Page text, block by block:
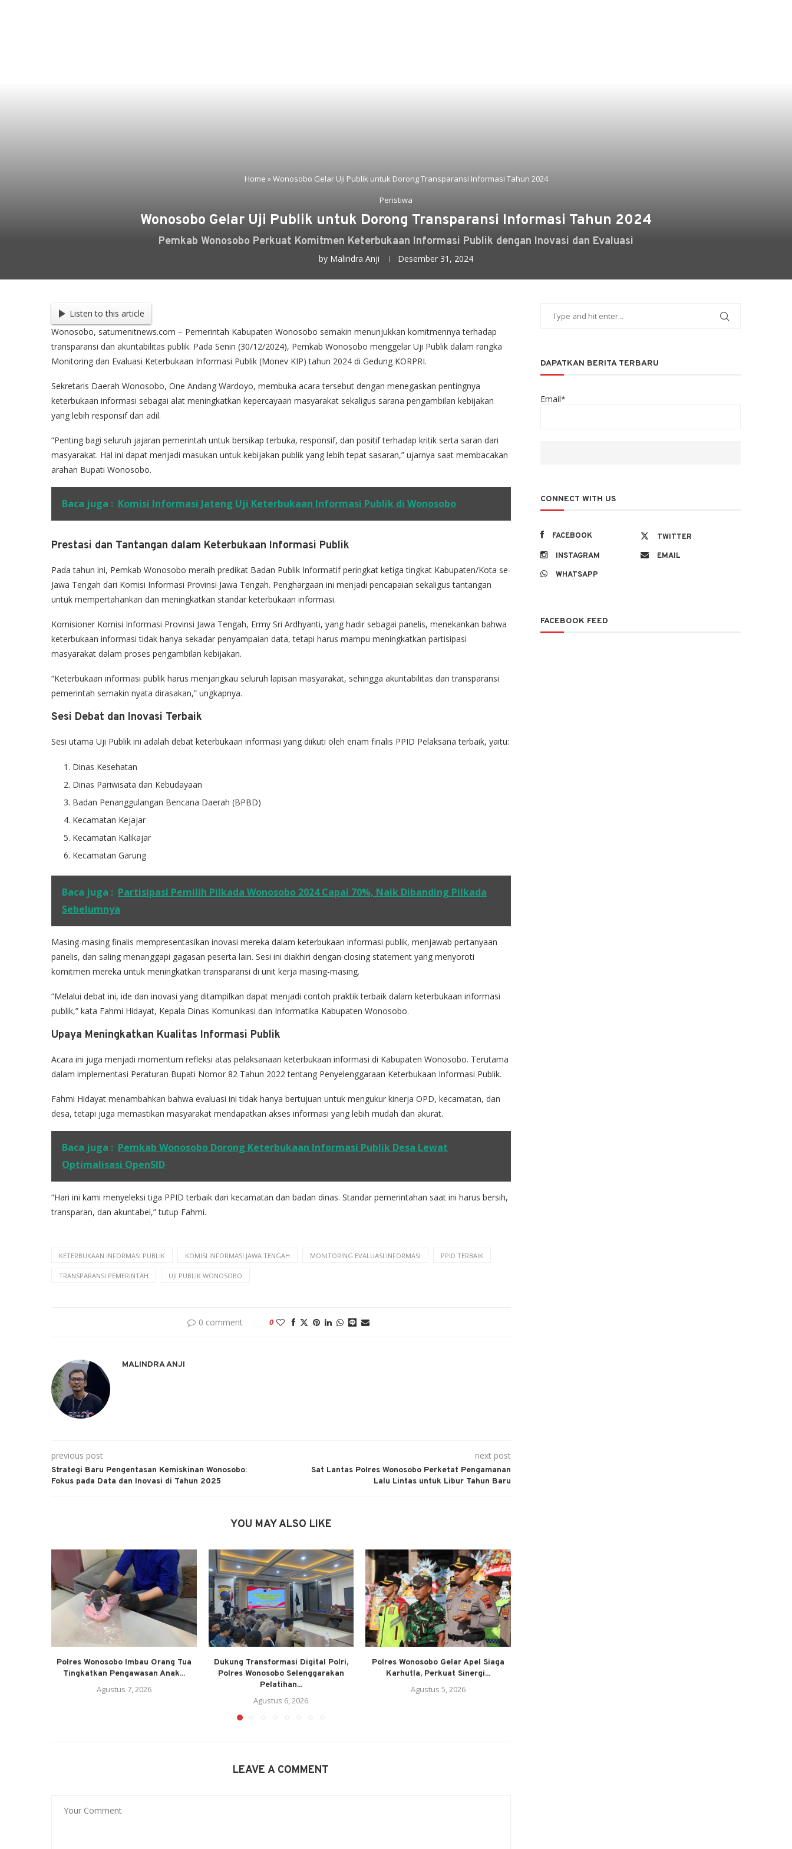
Home »Wonosobo Gelar Uji Publik untuk Dorong Transparansi Informasi Tahun 2024
Peristiwa
Wonosobo Gelar Uji Publik untuk Dorong Transparansi Informasi Tahun 2024
Pemkab Wonosobo Perkuat Komitmen Keterbukaan Informasi Publik dengan Inovasi dan Evaluasi
by Malindra Anji Desember 31, 2024
Listen to this article
Wonosobo, satumenitnews.com – Pemerintah Kabupaten Wonosobo semakin menunjukkan komitmennya terhadap
transparansi dan akuntabilitas publik. Pada Senin (30/12/2024), Pemkab Wonosobo menggelar Uji Publik dalam rangka
Monitoring dan Evaluasi Keterbukaan Informasi Publik (Monev KIP) tahun 2024 di Gedung KORPRI.
Sekretaris Daerah Wonosobo, One Andang Wardoyo, membuka acara tersebut dengan menegaskan pentingnya
keterbukaan informasi sebagai alat meningkatkan kepercayaan masyarakat sekaligus sarana pengambilan kebijakan
yang lebih responsif dan adil.
“Penting bagi seluruh jajaran pemerintah untuk bersikap terbuka, responsif, dan positif terhadap kritik serta saran dari
masyarakat. Hal ini dapat menjadi masukan untuk kebijakan publik yang lebih tepat sasaran,” ujarnya saat membacakan
arahan Bupati Wonosobo.
Baca juga : Komisi Informasi Jateng Uji Keterbukaan Informasi Publik di Wonosobo
Prestasi dan Tantangan dalam Keterbukaan Informasi Publik
Pada tahun ini, Pemkab Wonosobo meraih predikat Badan Publik Informatif peringkat ketiga tingkat Kabupaten/Kota se-
Jawa Tengah dari Komisi Informasi Provinsi Jawa Tengah. Penghargaan ini menjadi pencapaian sekaligus tantangan
untuk mempertahankan dan meningkatkan standar keterbukaan informasi.
Komisioner Komisi Informasi Provinsi Jawa Tengah, Ermy Sri Ardhyanti, yang hadir sebagai panelis, menekankan bahwa
keterbukaan informasi tidak hanya sekadar penyampaian data, tetapi harus mampu meningkatkan partisipasi
masyarakat dalam proses pengambilan kebijakan.
“Keterbukaan informasi publik harus menjangkau seluruh lapisan masyarakat, sehingga akuntabilitas dan transparansi
pemerintah semakin nyata dirasakan,” ungkapnya.
Sesi Debat dan Inovasi Terbaik
Sesi utama Uji Publik ini adalah debat keterbukaan informasi yang diikuti oleh enam finalis PPID Pelaksana terbaik, yaitu:
Dinas Kesehatan
Dinas Pariwisata dan Kebudayaan
Badan Penanggulangan Bencana Daerah (BPBD)
Kecamatan Kejajar
Kecamatan Kalikajar
Kecamatan Garung
Baca juga : Partisipasi Pemilih Pilkada Wonosobo 2024 Capai 70%, Naik Dibanding Pilkada
Sebelumnya
Masing-masing finalis mempresentasikan inovasi mereka dalam keterbukaan informasi publik, menjawab pertanyaan
panelis, dan saling menanggapi gagasan peserta lain. Sesi ini diakhiri dengan closing statement yang menyoroti
komitmen mereka untuk meningkatkan transparansi di unit kerja masing-masing.
“Melalui debat ini, ide dan inovasi yang ditampilkan dapat menjadi contoh praktik terbaik dalam keterbukaan informasi
publik,” kata Fahmi Hidayat, Kepala Dinas Komunikasi dan Informatika Kabupaten Wonosobo.
Upaya Meningkatkan Kualitas Informasi Publik
Acara ini juga menjadi momentum refleksi atas pelaksanaan keterbukaan informasi di Kabupaten Wonosobo. Terutama
dalam implementasi Peraturan Bupati Nomor 82 Tahun 2022 tentang Penyelenggaraan Keterbukaan Informasi Publik.
Fahmi Hidayat menambahkan bahwa evaluasi ini tidak hanya bertujuan untuk mengukur kinerja OPD, kecamatan, dan
desa, tetapi juga memastikan masyarakat mendapatkan akses informasi yang lebih mudah dan akurat.
Baca juga : Pemkab Wonosobo Dorong Keterbukaan Informasi Publik Desa Lewat
Optimalisasi OpenSID
“Hari ini kami menyeleksi tiga PPID terbaik dari kecamatan dan badan dinas. Standar pemerintahan saat ini harus bersih,
transparan, dan akuntabel,” tutup Fahmi.
KETERBUKAAN INFORMASI PUBLIK KOMISI INFORMASI JAWA TENGAH MONITORING EVALUASI INFORMASI PPID TERBAIK
TRANSPARANSI PEMERINTAH UJI PUBLIK WONOSOBO
0 comment 0
MALINDRA ANJI
previous post
Strategi Baru Pengentasan Kemiskinan Wonosobo:
Fokus pada Data dan Inovasi di Tahun 2025
next post
Sat Lantas Polres Wonosobo Perketat Pengamanan
Lalu Lintas untuk Libur Tahun Baru
YOU MAY ALSO LIKE
Polres Wonosobo Imbau Orang Tua
Tingkatkan Pengawasan Anak...
Agustus 7, 2026
Dukung Transformasi Digital Polri,
Polres Wonosobo Selenggarakan
Pelatihan...
Agustus 6, 2026
Polres Wonosobo Gelar Apel Siaga
Karhutla, Perkuat Sinergi...
Agustus 5, 2026
LEAVE A COMMENT
DAPATKAN BERITA TERBARU
Email*
CONNECT WITH US
FACEBOOK
TWITTER
INSTAGRAM
EMAIL
WHATSAPP
FACEBOOK FEED